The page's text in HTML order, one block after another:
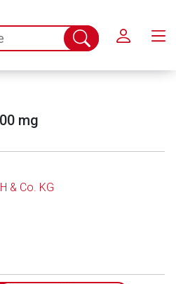
Suche
abschicken
mg
& Co. KG